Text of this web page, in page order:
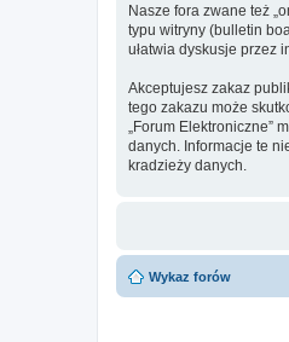
Nasze fora zwane też
typu witryny (bulletin
ułatwia dyskusje przez
Akceptujesz zakaz
tego zakazu może
„Forum
danych. Informacje te
kradzieży danych.
Wykaz forów